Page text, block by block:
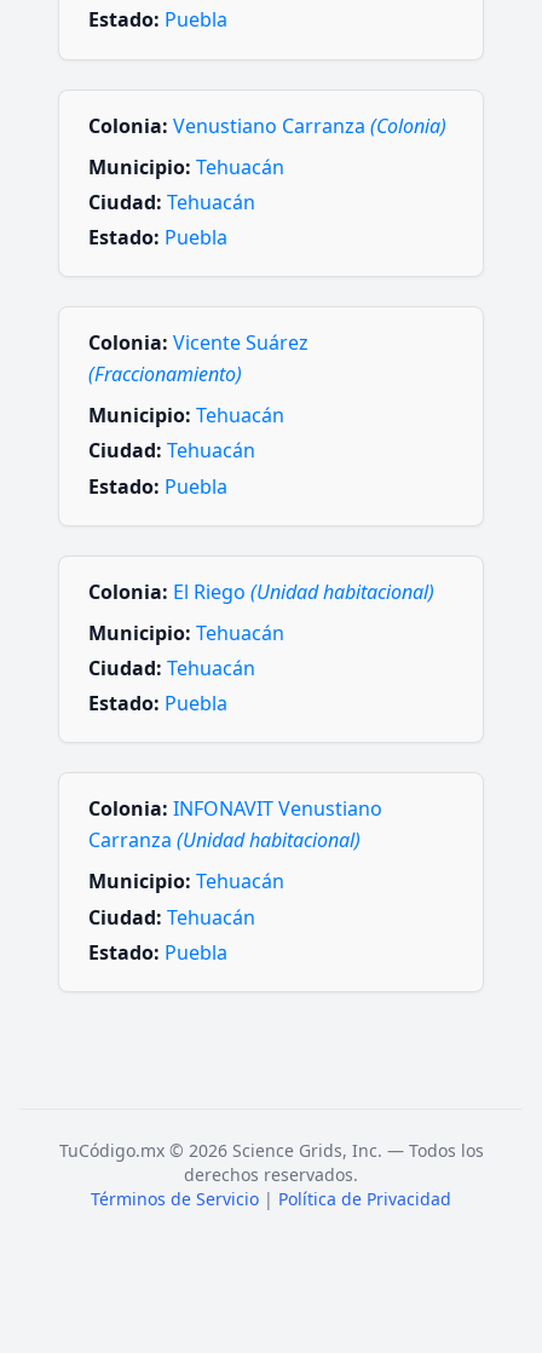
Estado: Puebla
Colonia: Venustiano Carranza (Colonia)
Municipio: Tehuacán
Ciudad: Tehuacán
Estado: Puebla
Colonia: Vicente Suárez
(Fraccionamiento)
Municipio: Tehuacán
Ciudad: Tehuacán
Estado: Puebla
Colonia: El Riego (Unidad habitacional)
Municipio: Tehuacán
Ciudad: Tehuacán
Estado: Puebla
Colonia: INFONAVIT Venustiano
Carranza (Unidad habitacional)
Municipio: Tehuacán
Ciudad: Tehuacán
Estado: Puebla
TuCódigo.mx © 2026 Science Grids, Inc. — Todos los
derechos reservados.
Términos de Servicio | Política de Privacidad